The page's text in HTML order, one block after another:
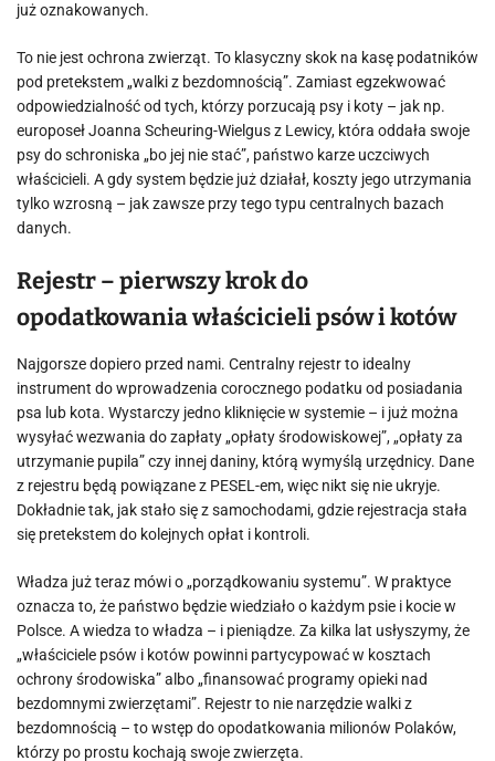
już oznakowanych.
To nie jest ochrona zwierząt. To klasyczny skok na kasę podatników
pod pretekstem „walki z bezdomnością”. Zamiast egzekwować
odpowiedzialność od tych, którzy porzucają psy i koty – jak np.
europoseł Joanna Scheuring-Wielgus z Lewicy, która oddała swoje
psy do schroniska „bo jej nie stać”, państwo karze uczciwych
właścicieli. A gdy system będzie już działał, koszty jego utrzymania
tylko wzrosną – jak zawsze przy tego typu centralnych bazach
danych.
Rejestr – pierwszy krok do
opodatkowania właścicieli psów i kotów
Najgorsze dopiero przed nami. Centralny rejestr to idealny
instrument do wprowadzenia corocznego podatku od posiadania
psa lub kota. Wystarczy jedno kliknięcie w systemie – i już można
wysyłać wezwania do zapłaty „opłaty środowiskowej”, „opłaty za
utrzymanie pupila” czy innej daniny, którą wymyślą urzędnicy. Dane
z rejestru będą powiązane z PESEL-em, więc nikt się nie ukryje.
Dokładnie tak, jak stało się z samochodami, gdzie rejestracja stała
się pretekstem do kolejnych opłat i kontroli.
Władza już teraz mówi o „porządkowaniu systemu”. W praktyce
oznacza to, że państwo będzie wiedziało o każdym psie i kocie w
Polsce. A wiedza to władza – i pieniądze. Za kilka lat usłyszymy, że
„właściciele psów i kotów powinni partycypować w kosztach
ochrony środowiska” albo „finansować programy opieki nad
bezdomnymi zwierzętami”. Rejestr to nie narzędzie walki z
bezdomnością – to wstęp do opodatkowania milionów Polaków,
którzy po prostu kochają swoje zwierzęta.